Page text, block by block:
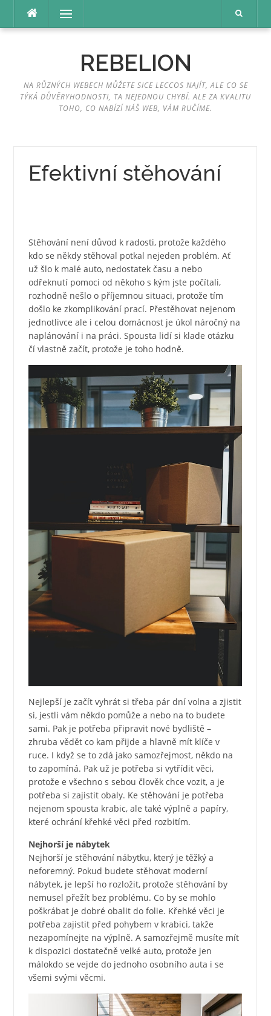
Přeskočit
obsah
Menu
REBELION
NA RŮZNÝCH WEBECH MŮŽETE SICE LECCOS NAJÍT, ALE CO SE
TÝKÁ DŮVĚRYHODNOSTI, TA NEJEDNOU CHYBÍ. ALE ZA KVALITU
TOHO, CO NABÍZÍ NÁŠ WEB, VÁM RUČÍME.
Efektivní stěhování
Stěhování není důvod k radosti, protože každého
kdo se někdy stěhoval potkal nejeden problém. Ať
už šlo k malé auto, nedostatek času a nebo
odřeknutí pomoci od někoho s kým jste počítali,
rozhodně nešlo o příjemnou situaci, protože tím
došlo ke zkomplikování prací. Přestěhovat nejenom
jednotlivce ale i celou domácnost je úkol náročný na
naplánování i na práci. Spousta lidí si klade otázku
čí vlastně začít, protože je toho hodně.
Nejlepší je začít vyhrát si třeba pár dní volna a zjistit
si, jestli vám někdo pomůže a nebo na to budete
sami. Pak je potřeba připravit nové bydliště –
zhruba vědět co kam přijde a hlavně mít klíče v
ruce. I když se to zdá jako samozřejmost, někdo na
to zapomíná. Pak už je potřeba si vytřídit věci,
protože e všechno s sebou člověk chce vozit, a je
potřeba si zajistit obaly. Ke stěhování je potřeba
nejenom spousta krabic, ale také výplně a papíry,
které ochrání křehké věci před rozbitím.
Nejhorší je nábytek
Nejhorší je stěhování nábytku, který je těžký a
neforemný. Pokud budete stěhovat moderní
nábytek, je lepší ho rozložit, protože stěhování by
nemusel přežít bez problému. Co by se mohlo
poškrábat je dobré obalit do folie. Křehké věci je
potřeba zajistit před pohybem v krabici, takže
nezapomínejte na výplně. A samozřejmě musíte mít
k dispozici dostatečně velké auto, protože jen
málokdo se vejde do jednoho osobního auta i se
všemi svými věcmi.